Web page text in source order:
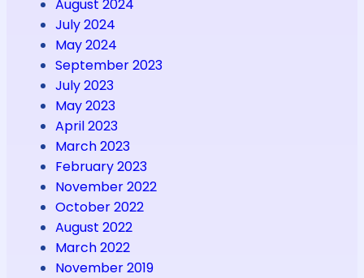
August 2024
July 2024
May 2024
September 2023
July 2023
May 2023
April 2023
March 2023
February 2023
November 2022
October 2022
August 2022
March 2022
November 2019